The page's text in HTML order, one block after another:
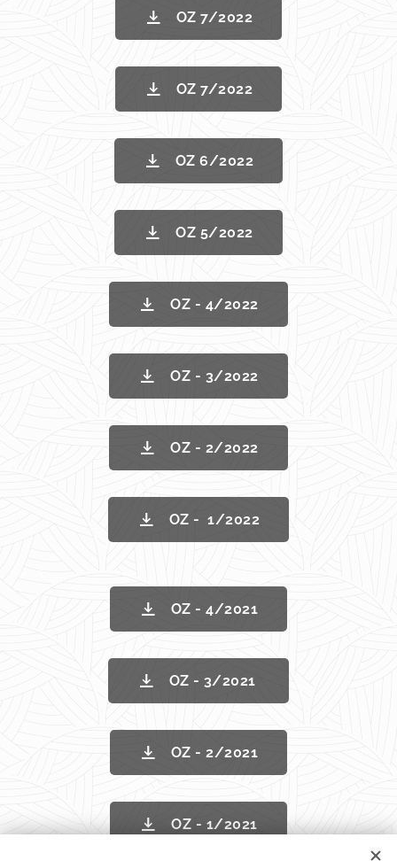
OZ 7/2022
OZ 7/2022
OZ 6/2022
OZ 5/2022
OZ - 4/2022
OZ - 3/2022
OZ - 2/2022
OZ - 1/2022
OZ - 4/2021
OZ - 3/2021
OZ - 2/2021
OZ - 1/2021